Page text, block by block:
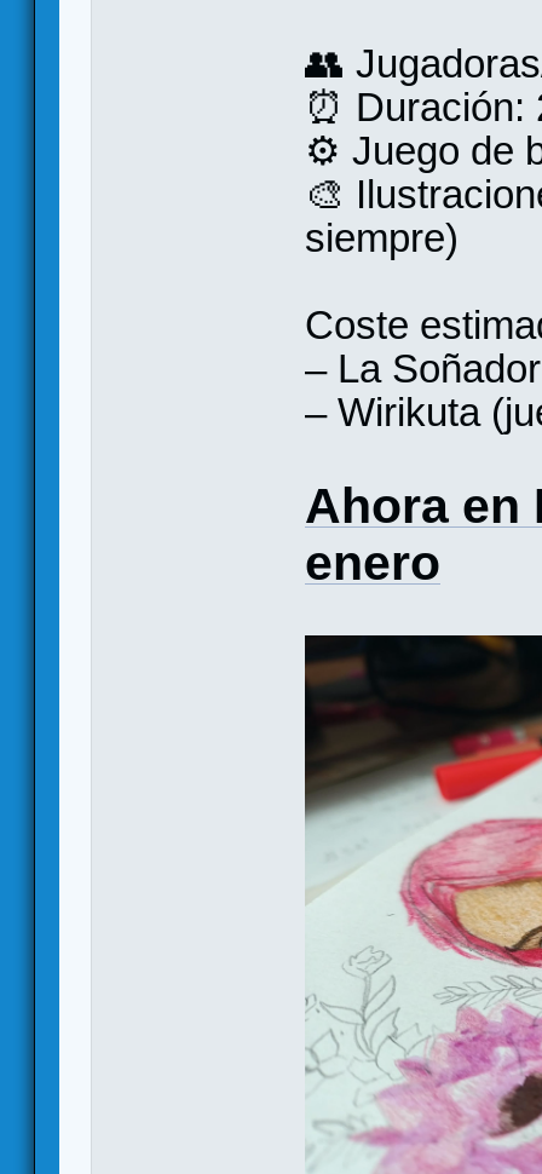
👥
⏰ Duración:
⚙️ Juego de
🎨
siempre)
Coste
– La
– Wirikuta
Ahora en
enero